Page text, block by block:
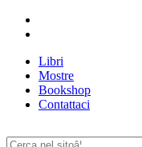
Libri
Mostre
Bookshop
Contattaci